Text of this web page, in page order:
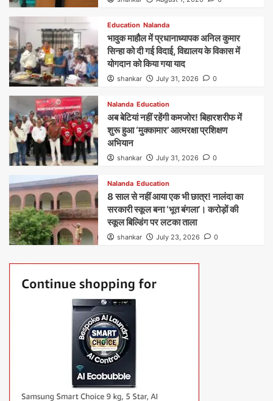
Education Nalanda
भावुक माहौल में प्रधानाध्यापक अनिल कुमार
सिन्हा को दी गई विदाई, विद्यालय के विकास में
योगदान को किया गया याद
shankar July 31, 2026 0
Nalanda Education
अब बेटियां नहीं रहेंगी कमजोर! बिहारशरीफ में
शुरू हुआ ‘मुक्कामार’ आत्मरक्षा प्रशिक्षण
अभियान
shankar July 31, 2026 0
Nalanda Education
8 साल से नहीं आया एक भी छात्र! नालंदा का
सरकारी स्कूल बना ‘भूत बंगला’। करोड़ों की
स्कूल बिल्डिंग पर लटका ताला
shankar July 23, 2026 0